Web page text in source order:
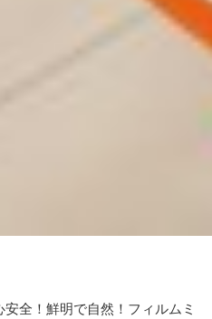
全！鮮明で自然！フィルムミ